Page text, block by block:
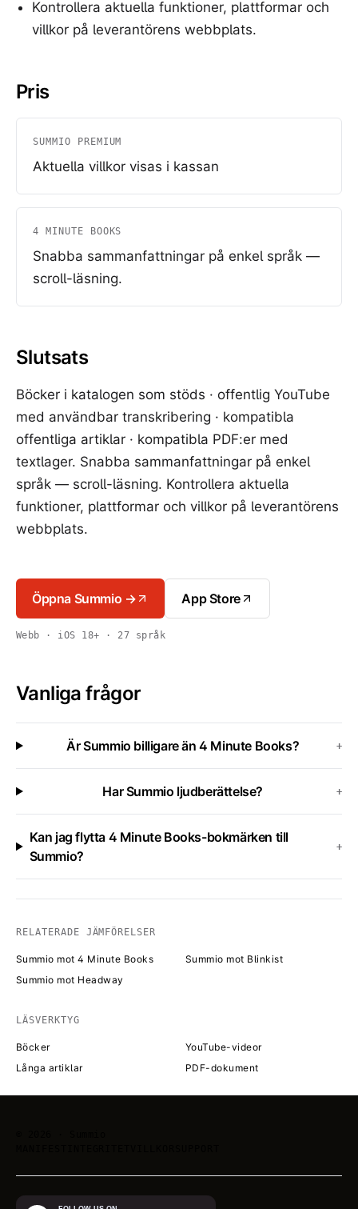
Kontrollera aktuella funktioner, plattformar och
villkor på leverantörens webbplats.
Pris
SUMMIO PREMIUM
Aktuella villkor visas i kassan
4 MINUTE BOOKS
Snabba sammanfattningar på enkel språk —
scroll-läsning.
Slutsats
Böcker i katalogen som stöds · offentlig YouTube
med användbar transkribering · kompatibla
offentliga artiklar · kompatibla PDF:er med
textlager. Snabba sammanfattningar på enkel
språk — scroll-läsning. Kontrollera aktuella
funktioner, plattformar och villkor på leverantörens
webbplats.
Öppna Summio → App Store
Webb · iOS 18+ · 27 språk
Vanliga frågor
Är Summio billigare än 4 Minute Books? +
Har Summio ljudberättelse? +
Kan jag flytta 4 Minute Books-bokmärken till
Summio?
+
RELATERADE JÄMFÖRELSER
Summio mot 4 Minute Books
Summio mot Blinkist
Summio mot Headway
LÄSVERKTYG
Böcker
YouTube-videor
Långa artiklar
PDF-dokument